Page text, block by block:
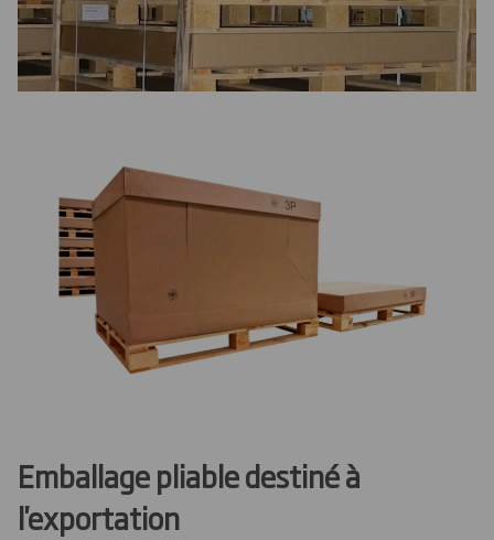
Emballage pliable destiné à
l'exportation